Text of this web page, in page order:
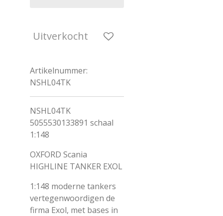
Uitverkocht
Artikelnummer:
NSHL04TK
NSHL04TK
5055530133891 schaal
1:148
OXFORD Scania
HIGHLINE TANKER EXOL
1:148 moderne tankers
vertegenwoordigen de
firma Exol, met bases in